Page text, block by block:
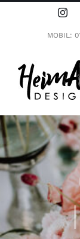
MOBIL: